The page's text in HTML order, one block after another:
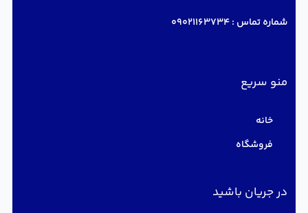
شماره تماس :09021163734
منو سریع
خانه
فروشگاه
در جریان باشید